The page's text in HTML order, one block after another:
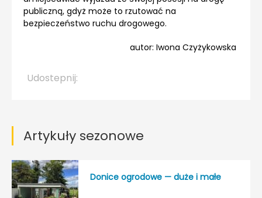
publiczną, gdyż może to rzutować na
bezpieczeństwo ruchu drogowego.
autor: Iwona Czyżykowska
Udostepnij:
Artykuły sezonowe
Donice ogrodowe — duże i małe